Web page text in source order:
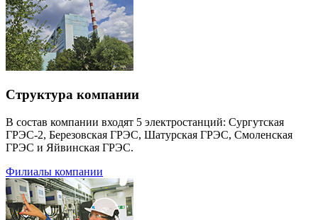
Структура компании
В состав компании входят 5 электростанций: Сургутская
ГРЭС-2, Березовская ГРЭС, Шатурская ГРЭС, Смоленская
ГРЭС и Яйвинская ГРЭС.
Филиалы компании